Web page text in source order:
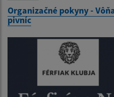
Organizačné pokyny -
pivníc